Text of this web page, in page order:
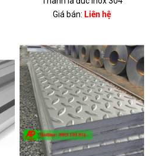
Giá bán: Liên hệ